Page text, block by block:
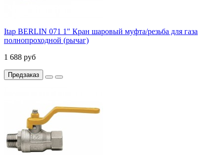
Itap BERLIN 071 1" Кран шаровый муфта/резьба для газа
полнопроходной (рычаг)
1 688 руб
Предзаказ